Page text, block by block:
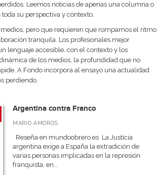
Leemos noticias de apenas una columna o
su perspectiva y contexto.
pero que requieren que rompamos el ritmo
tranquila. Los profesionales mejor
lenguaje accesible, con el contexto y los
de los medios, la profundidad que no
A Fondo incorpora al ensayo una actualidad
perdiendo.
Argentina contra Franco
MARIO AMORÓS
Reseña en mundoobrero.es La Justicia
argentina exige a España la extradición de
varias personas implicadas en la represión
franquista, en...